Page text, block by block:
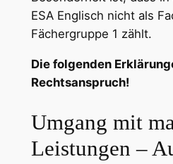
ESA Englisch nicht als
Fächergruppe 1 zählt.
Die folgenden
Rechtsanspruch!
Umgang mit
Leistungen –